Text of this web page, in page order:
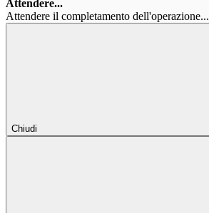
Attendere...
Attendere il completamento dell'operazione...
Chiudi